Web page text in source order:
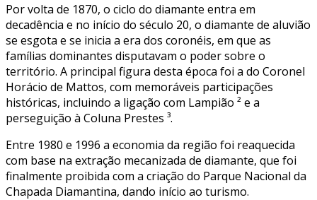
Por volta de 1870, o ciclo do diamante entra em
decadência e no início do século 20, o diamante de aluvião
se esgota e se inicia a era dos coronéis, em que as
famílias dominantes disputavam o poder sobre o
território. A principal figura desta época foi a do Coronel
Horácio de Mattos, com memoráveis participações
históricas, incluindo a ligação com Lampião ² e a
perseguição à Coluna Prestes ³.
Entre 1980 e 1996 a economia da região foi reaquecida
com base na extração mecanizada de diamante, que foi
finalmente proibida com a criação do Parque Nacional da
Chapada Diamantina, dando início ao turismo.